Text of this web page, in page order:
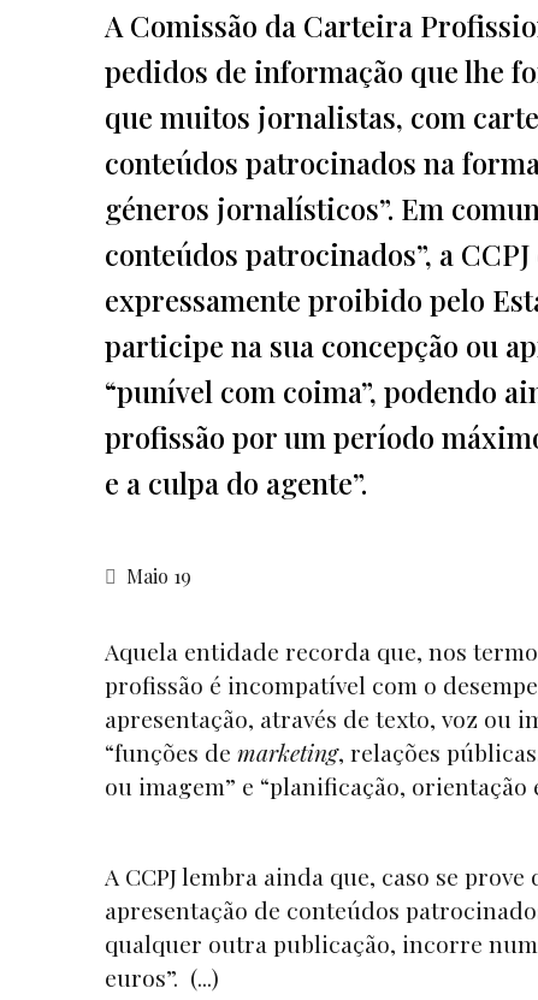
A Comissão da Carteira
pedidos de informação que lhe
que muitos jornalistas, com
conteúdos patrocinados na
géneros jornalísticos”. Em
conteúdos patrocinados”, a
expressamente proibido pelo
participe na sua concepção ou
“punível com coima”, podendo
profissão por um período
e a culpa do agente”.
Maio 19
Aquela entidade recorda que, nos
profissão é incompatível com o
apresentação, através de texto, voz ou
“funções de marketing, relações
ou imagem” e “planificação, orientação
A CCPJ lembra ainda que, caso se
apresentação de conteúdos
qualquer outra publicação, incorre
euros”. (...)